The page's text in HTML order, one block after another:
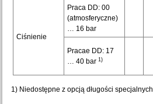
Ciśnienie
Praca DD: 00
(atmosferyczne)
… 16 bar
Pracae DD: 17
… 40 bar 1)
1) Niedostępne z opcją długości specjalnych